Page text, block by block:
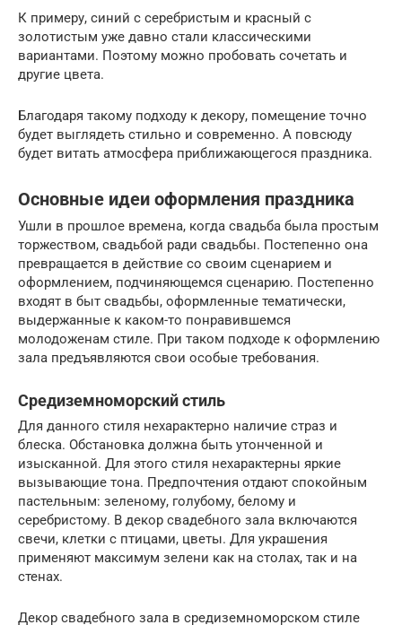
К примеру, синий с серебристым и красный с
золотистым уже давно стали классическими
вариантами. Поэтому можно пробовать сочетать и
другие цвета.
Благодаря такому подходу к декору, помещение точно
будет выглядеть стильно и современно. А повсюду
будет витать атмосфера приближающегося праздника.
Основные идеи оформления праздника
Ушли в прошлое времена, когда свадьба была простым
торжеством, свадьбой ради свадьбы. Постепенно она
превращается в действие со своим сценарием и
оформлением, подчиняющемся сценарию. Постепенно
входят в быт свадьбы, оформленные тематически,
выдержанные к каком-то понравившемся
молодоженам стиле. При таком подходе к оформлению
зала предъявляются свои особые требования.
Средиземноморский стиль
Для данного стиля нехарактерно наличие страз и
блеска. Обстановка должна быть утонченной и
изысканной. Для этого стиля нехарактерны яркие
вызывающие тона. Предпочтения отдают спокойным
пастельным: зеленому, голубому, белому и
серебристому. В декор свадебного зала включаются
свечи, клетки с птицами, цветы. Для украшения
применяют максимум зелени как на столах, так и на
стенах.
Декор свадебного зала в средиземноморском стиле